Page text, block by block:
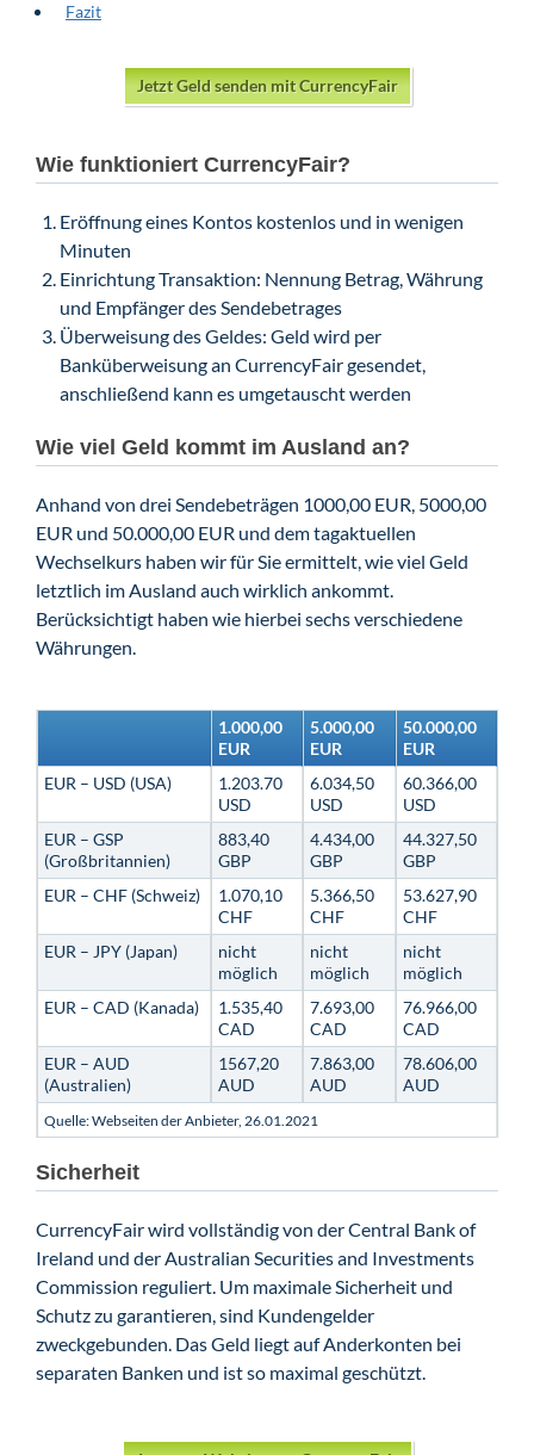
Fazit
Jetzt Geld senden mit CurrencyFair
Wie funktioniert CurrencyFair?
Eröffnung eines Kontos kostenlos und in wenigen
Minuten
Einrichtung Transaktion: Nennung Betrag, Währung
und Empfänger des Sendebetrages
Überweisung des Geldes: Geld wird per
Banküberweisung an CurrencyFair gesendet,
anschließend kann es umgetauscht werden
Wie viel Geld kommt im Ausland an?
Anhand von drei Sendebeträgen 1000,00 EUR, 5000,00
EUR und 50.000,00 EUR und dem tagaktuellen
Wechselkurs haben wir für Sie ermittelt, wie viel Geld
letztlich im Ausland auch wirklich ankommt.
Berücksichtigt haben wie hierbei sechs verschiedene
Währungen.
1.000,00
EUR
5.000,00
EUR
50.000,00
EUR
EUR – USD (USA)
1.203.70
USD
6.034,50
USD
60.366,00
USD
EUR – GSP
(Großbritannien)
883,40
GBP
4.434,00
GBP
44.327,50
GBP
EUR – CHF (Schweiz)
1.070,10
CHF
5.366,50
CHF
53.627,90
CHF
EUR – JPY (Japan)
nicht
möglich
nicht
möglich
nicht
möglich
EUR – CAD (Kanada)
1.535,40
CAD
7.693,00
CAD
76.966,00
CAD
EUR – AUD
(Australien)
1567,20
AUD
7.863,00
AUD
78.606,00
AUD
Quelle: Webseiten der Anbieter, 26.01.2021
Sicherheit
CurrencyFair wird vollständig von der Central Bank of
Ireland und der Australian Securities and Investments
Commission reguliert. Um maximale Sicherheit und
Schutz zu garantieren, sind Kundengelder
zweckgebunden. Das Geld liegt auf Anderkonten bei
separaten Banken und ist so maximal geschützt.